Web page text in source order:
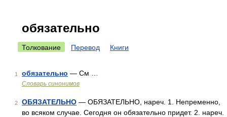
обязательно
Толкование Перевод Книги
1 обязательно — См …
Словарь синонимов
2 ОБЯЗАТЕЛЬНО — ОБЯЗАТЕЛЬНО, нареч. 1. Непременно,
во всяком случае. Сегодня он обязательно придет. 2. нареч.